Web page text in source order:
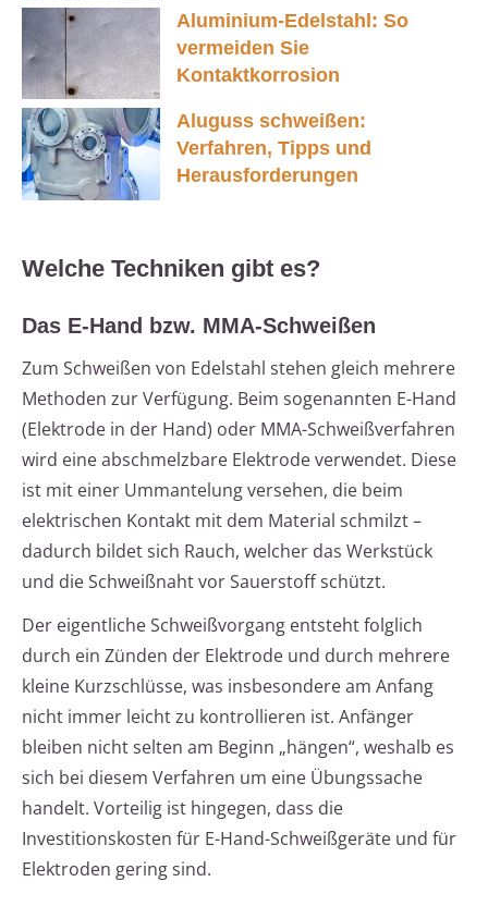
Aluminium-Edelstahl: So
vermeiden Sie
Kontaktkorrosion
Aluguss schweißen:
Verfahren, Tipps und
Herausforderungen
Welche Techniken gibt es?
Das E-Hand bzw. MMA-Schweißen
Zum Schweißen von Edelstahl stehen gleich mehrere
Methoden zur Verfügung. Beim sogenannten E-Hand
(Elektrode in der Hand) oder MMA-Schweißverfahren
wird eine abschmelzbare Elektrode verwendet. Diese
ist mit einer Ummantelung versehen, die beim
elektrischen Kontakt mit dem Material schmilzt –
dadurch bildet sich Rauch, welcher das Werkstück
und die Schweißnaht vor Sauerstoff schützt.
Der eigentliche Schweißvorgang entsteht folglich
durch ein Zünden der Elektrode und durch mehrere
kleine Kurzschlüsse, was insbesondere am Anfang
nicht immer leicht zu kontrollieren ist. Anfänger
bleiben nicht selten am Beginn „hängen“, weshalb es
sich bei diesem Verfahren um eine Übungssache
handelt. Vorteilig ist hingegen, dass die
Investitionskosten für E-Hand-Schweißgeräte und für
Elektroden gering sind.